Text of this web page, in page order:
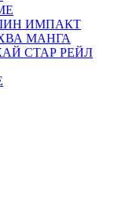
ИМПАКТ
МАНГА
СТАР РЕЙЛ